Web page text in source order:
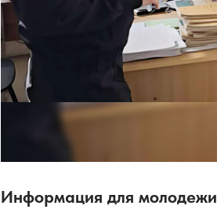
Информация для молодежи